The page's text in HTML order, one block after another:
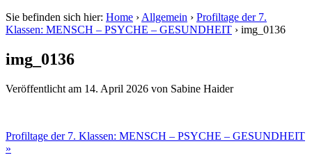
Sie befinden sich hier: Home › Allgemein › Profiltage der 7.
Klassen: MENSCH – PSYCHE – GESUNDHEIT › img_0136
img_0136
Veröffentlicht am 14. April 2026 von Sabine Haider
Profiltage der 7. Klassen: MENSCH – PSYCHE – GESUNDHEIT
»